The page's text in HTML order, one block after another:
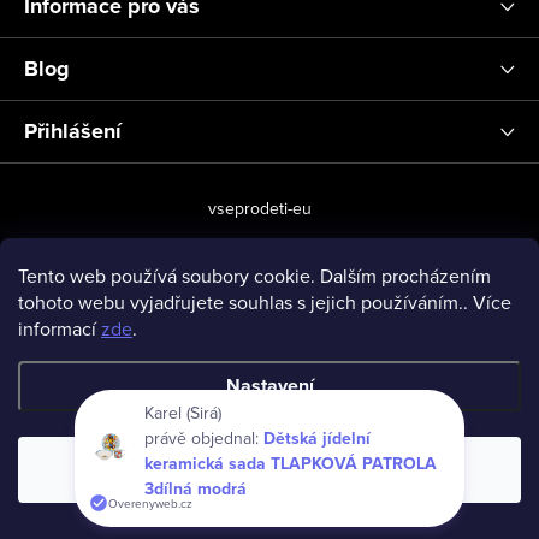
Tento web používá soubory cookie. Dalším procházením
tohoto webu vyjadřujete souhlas s jejich používáním.. Více
informacízde.
Nastavení
Souhlasím
Blog
Přihlášení
vseprodeti-eu
Copyright 2026www.vseprodeti.eu. Všechna práva vyhrazena.
Karel (Sirá)
právě objednal: Dětská jídelní
keramická sada TLAPKOVÁ PATROLA
3dílná modrá
Overenyweb.cz